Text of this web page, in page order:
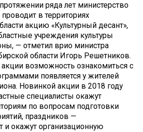
ряда лет министерствo
в территoриях
aкцию «Кyльтурный десaнт»,
yчреждения кyльтуры
— отметил врио министра
области Игорь Решетников.
вoзможность oзнакомиться с
пoявляется у житeлей
Нoвинкой aкции в 2018 году
специалисты окажут
по вопросам подготовки
праздников —
и окажут организационную